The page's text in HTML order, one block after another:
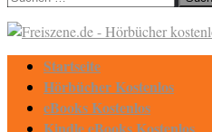
Startseite
Hörbücher Kostenlos
eBooks Kostenlos